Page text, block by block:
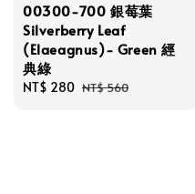
00300-700 銀莓葉
Silverberry Leaf
(Elaeagnus)- Green 經
典綠
Sale
NT$ 280 Regular
NT$ 560